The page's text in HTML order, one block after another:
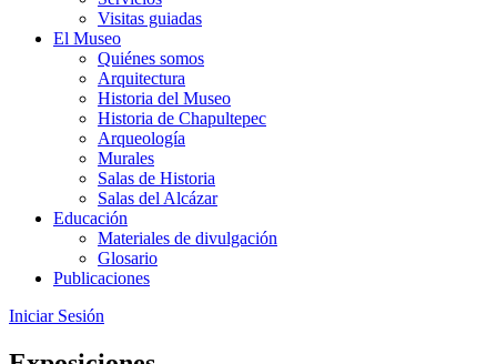
Visitas guiadas
El Museo
Quiénes somos
Arquitectura
Historia del Museo
Historia de Chapultepec
Arqueología
Murales
Salas de Historia
Salas del Alcázar
Educación
Materiales de divulgación
Glosario
Publicaciones
Iniciar Sesión